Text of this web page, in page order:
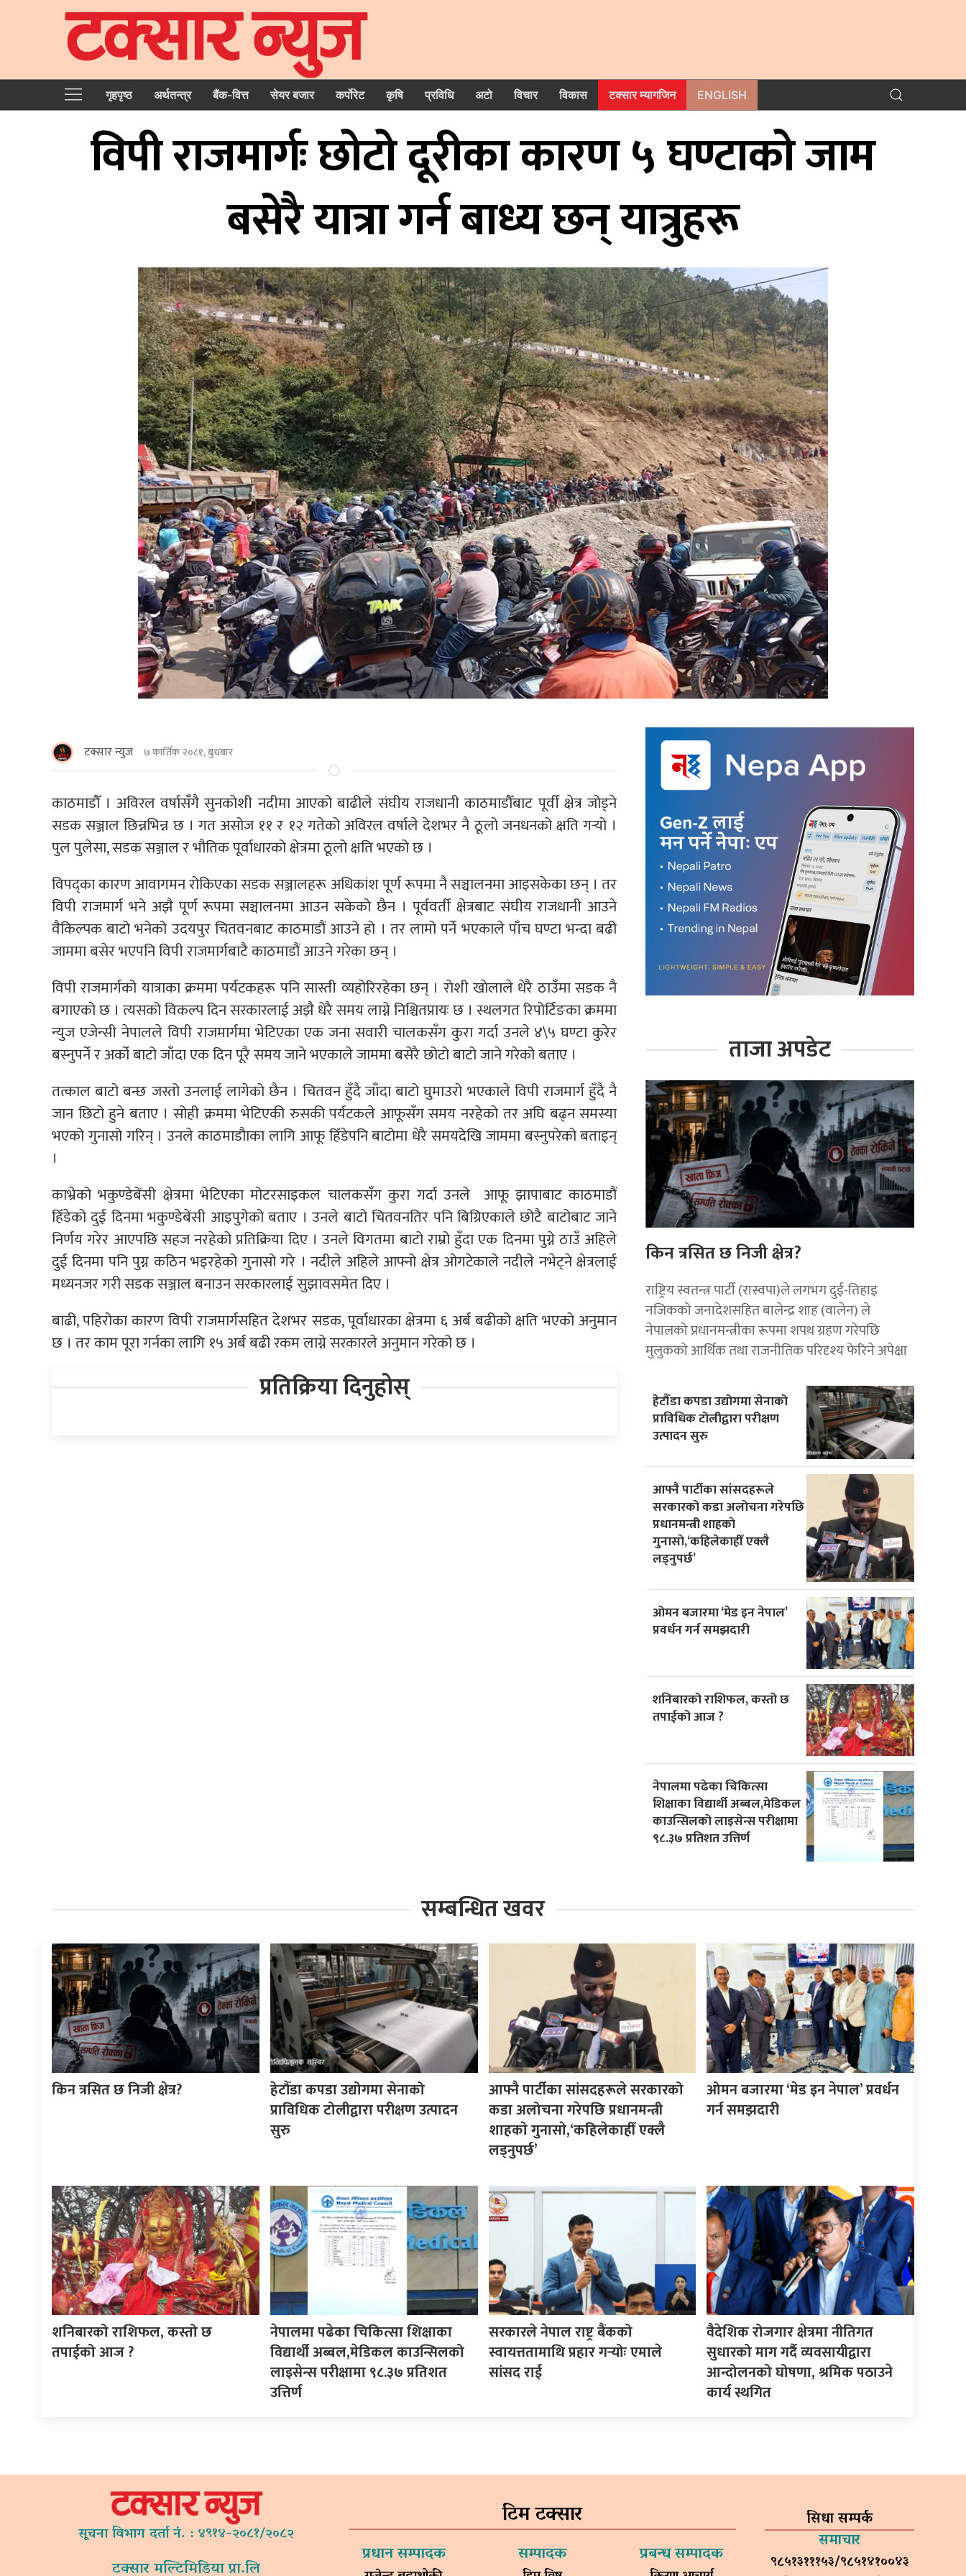
गृहपृष्‍ठ अर्थतन्त्र बैंक-वित्त सेयर बजार कर्पोरेट कृषि प्रविधि अटो विचार विकास टक्सार म्यागजिन ENGLISH
विपी राजमार्गः छोटो दूरीका कारण ५ घण्टाको जाम
बसेरै यात्रा गर्न बाध्य छन् यात्रुहरू
टक्सार न्युज ७ कार्तिक २०८१, बुधबार
काठमाडाैँ । अविरल वर्षासँगै सुनकोशी नदीमा आएको बाढीले संघीय राजधानी काठमाडौँबाट पूर्वी क्षेत्र जोड्ने
सडक सञ्जाल छिन्नभिन्न छ । गत असोज ११ र १२ गतेको अविरल वर्षाले देशभर नै ठूलो जनधनको क्षति गर्‍यो ।
पुल पुलेसा, सडक सञ्जाल र भौतिक पूर्वाधारको क्षेत्रमा ठूलो क्षति भएको छ ।
विपद्का कारण आवागमन रोकिएका सडक सञ्जालहरू अधिकांश पूर्ण रूपमा नै सञ्चालनमा आइसकेका छन् । तर
विपी राजमार्ग भने अझै पूर्ण रूपमा सञ्चालनमा आउन सकेको छैन । पूर्ववर्ती क्षेत्रबाट संघीय राजधानी आउने
वैकिल्पक बाटो भनेको उदयपुर चितवनबाट काठमाडौं आउने हो । तर लामो पर्ने भएकाले पाँच घण्टा भन्दा बढी
जाममा बसेर भएपनि विपी राजमार्गबाटै काठमाडौं आउने गरेका छन् ।
विपी राजमार्गको यात्राका क्रममा पर्यटकहरू पनि सास्ती व्यहोरिरहेका छन् । राेशी खाेलाले धेरै ठाउँमा सडक नै
बगाएको छ । त्यसको विकल्प दिन सरकारलाई अझै धेरै समय लाग्ने निश्चितप्रायः छ । स्थलगत रिपोर्टिङका क्रममा
न्युज एजेन्सी नेपालले विपी राजमार्गमा भेटिएका एक जना सवारी चालकसँग कुरा गर्दा उनले ४\५ घण्टा कुरेर
बस्नुपर्ने र अर्को बाटो जाँदा एक दिन पूरै समय जाने भएकाले जाममा बसेरै छोटो बाटो जाने गरेको बताए ।
तत्काल बाटो बन्छ जस्तो उनलाई लागेको छैन । चितवन हुँदै जाँदा बाटो घुमाउरो भएकाले विपी राजमार्ग हुँदै नै
जान छिटो हुने बताए । सोही क्रममा भेटिएकी रुसकी पर्यटकले आफूसँग समय नरहेको तर अघि बढ्न समस्या
भएको गुनासो गरिन् । उनले काठमाडौाका लागि आफू हिँडेपनि बाटोमा धेरै समयदेखि जाममा बस्नुपरेको बताइन्
।
काभ्रेको भकुण्डेबेंसी क्षेत्रमा भेटिएका मोटरसाइकल चालकसँग कुरा गर्दा उनले आफू झापाबाट काठमाडौं
हिँडेको दुई दिनमा भकुण्डेबेंसी आइपुगेको बताए । उनले बाटो चितवनतिर पनि बिग्रिएकाले छोटै बाटोबाट जाने
निर्णय गरेर आएपछि सहज नरहेको प्रतिक्रिया दिए । उनले विगतमा बाटो राम्रो हुँदा एक दिनमा पुग्ने ठाउँ अहिले
दुई दिनमा पनि पुग्न कठिन भइरहेको गुनासो गरे । नदीले अहिले आफ्नो क्षेत्र ओगटेकाले नदीले नभेट्ने क्षेत्रलाई
मध्यनजर गरी सडक सञ्जाल बनाउन सरकारलाई सुझावसमेत दिए ।
बाढी, पहिरोका कारण विपी राजमार्गसहित देशभर सडक, पूर्वाधारका क्षेत्रमा ६ अर्ब बढीको क्षति भएको अनुमान
छ । तर काम पूरा गर्नका लागि १५ अर्ब बढी रकम लाग्ने सरकारले अनुमान गरेको छ ।
प्रतिक्रिया दिनुहोस्
ताजा अपडेट
किन त्रसित छ निजी क्षेत्र?
राष्ट्रिय स्वतन्त्र पार्टी (रास्वपा)ले लगभग दुई-तिहाइ
नजिकको जनादेशसहित बालेन्द्र शाह (वालेन) ले
नेपालको प्रधानमन्त्रीका रूपमा शपथ ग्रहण गरेपछि
मुलुकको आर्थिक तथा राजनीतिक परिदृश्य फेरिने अपेक्षा
हेटौँडा कपडा उद्योगमा सेनाको
प्राविधिक टोलीद्वारा परीक्षण
उत्पादन सुरु
आफ्नै पार्टीका सांसदहरूले
सरकारको कडा अलोचना गरेपछि
प्रधानमन्त्री शाहकाे
गुनासाे,‘कहिलेकाहीँ एक्लै
लड्नुपर्छ’
ओमन बजारमा ‘मेड इन नेपाल’
प्रवर्धन गर्न समझदारी
शनिबारको राशिफल, कस्तो छ
तपाईको आज ?
नेपालमा पढेका चिकित्सा
शिक्षाका विद्यार्थी अब्बल,मेडिकल
काउन्सिलको लाइसेन्स परीक्षामा
९८.३७ प्रतिशत उत्तिर्ण
सम्बन्धित खवर
किन त्रसित छ निजी क्षेत्र?
हेटौँडा कपडा उद्योगमा सेनाको
प्राविधिक टोलीद्वारा परीक्षण उत्पादन
सुरु
आफ्नै पार्टीका सांसदहरूले सरकारको
कडा अलोचना गरेपछि प्रधानमन्त्री
शाहकाे गुनासाे,‘कहिलेकाहीँ एक्लै
लड्नुपर्छ’
ओमन बजारमा ‘मेड इन नेपाल’ प्रवर्धन
गर्न समझदारी
शनिबारको राशिफल, कस्तो छ
तपाईको आज ?
नेपालमा पढेका चिकित्सा शिक्षाका
विद्यार्थी अब्बल,मेडिकल काउन्सिलको
लाइसेन्स परीक्षामा ९८.३७ प्रतिशत
उत्तिर्ण
सरकारले नेपाल राष्ट्र बैंकको
स्वायत्ततामाथि प्रहार गर्‍योः एमाले
सांसद राई
वैदेशिक रोजगार क्षेत्रमा नीतिगत
सुधारको माग गर्दै व्यवसायीद्वारा
आन्दोलनको घोषणा, श्रमिक पठाउने
कार्य स्थगित
सूचना विभाग दर्ता नं. : ४९१४-२०८१/२०८२
टक्सार मल्टिमिडिया प्रा.लि
टिम टक्सार
प्रधान सम्पादक सम्पादक प्रबन्ध सम्पादक
सिधा सम्पर्क
समाचार
९८५१३१११५३/९८५१४१००४३